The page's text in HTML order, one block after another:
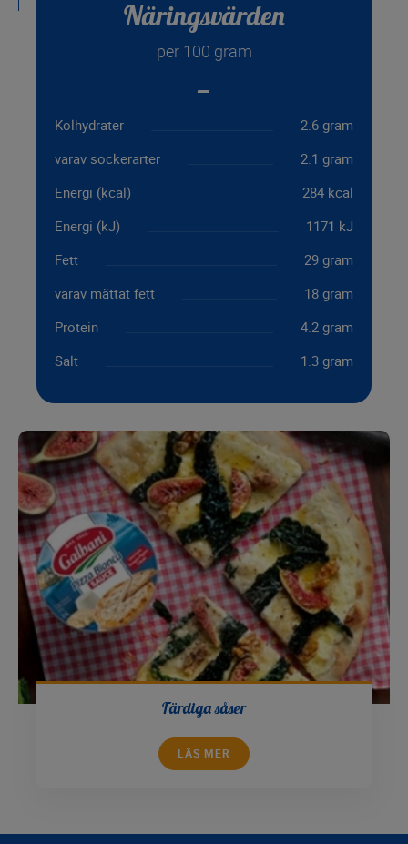
Näringsvärden
per 100 gram
Kolhydrater 2.6 gram
varav sockerarter 2.1 gram
Energi (kcal) 284 kcal
Energi (kJ) 1171 kJ
Fett 29 gram
varav mättat fett 18 gram
Protein 4.2 gram
Salt 1.3 gram
Färdiga såser
LÄS MER